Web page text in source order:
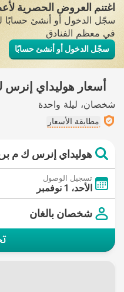
اغتنم العروض الحصرية
سجّل الدخول أو أنشئ
في معظم الفنادق
سجّل الدخول أو أنشئ حسابًا
أسعار هوليداي
شخصان ليلة واحدة
مطابقة الأسعار
هوليداي إنرس ك م
تسجيل الوصول
الأحد، 1 نوفمبر
شخصان بالغان